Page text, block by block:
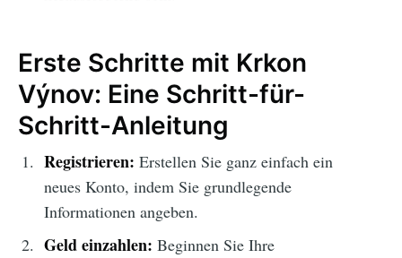
Erste Schritte mit Krkon
Výnov: Eine Schritt-für-
Schritt-Anleitung
Registrieren: Erstellen Sie ganz einfach ein
neues Konto, indem Sie grundlegende
Informationen angeben.
Geld einzahlen: Beginnen Sie Ihre